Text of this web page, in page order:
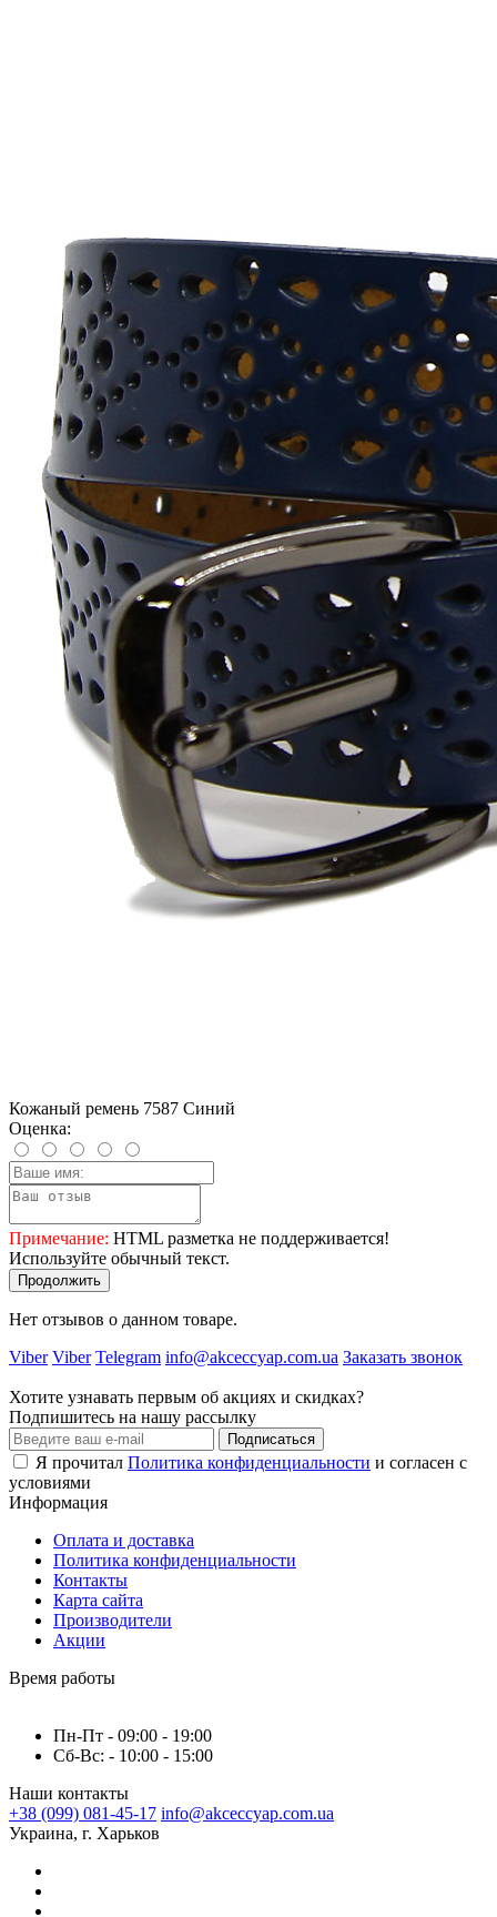
Кожаный ремень 7587 Синий
Оценка:
Примечание: HTML разметка не поддерживается!
Используйте обычный текст.
Продолжить
Нет отзывов о данном товаре.
Viber Viber Telegram info@akceccyap.com.ua Заказать звонок
Хотите узнавать первым об акциях и скидках?
Подпишитесь на нашу рассылку
Подписаться
Я прочитал Политика конфиденциальности и согласен с
условиями
Информация
Оплата и доставка
Политика конфиденциальности
Контакты
Карта сайта
Производители
Акции
Время работы
Пн-Пт - 09:00 - 19:00
Сб-Вс: - 10:00 - 15:00
Наши контакты
+38 (099) 081-45-17 info@akceccyap.com.ua
Украина, г. Харьков